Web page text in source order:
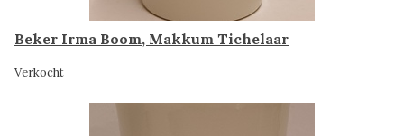
Beker Irma Boom, Makkum Tichelaar
Verkocht